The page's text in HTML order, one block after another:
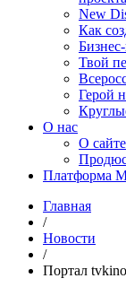
New
Как
Твой
Герой
О нас
О сайте
Платформа
Главная
/
Новости
/
Портал